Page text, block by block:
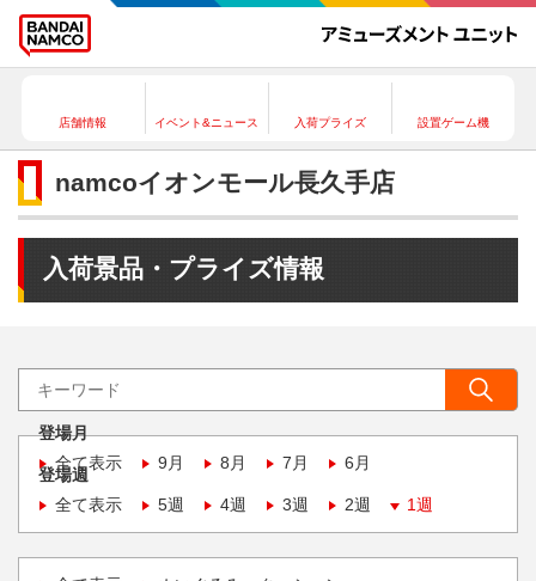
店舗情報 イベント&ニュース 入荷プライズ 設置ゲーム機
namcoイオンモール長久手店
入荷景品・プライズ情報
登場月
全て表示
9月 8月 7月 6月
登場週
全て表示
5週 4週 3週 2週 1週